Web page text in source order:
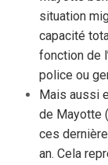
situation
capacité
fonction de
police ou
Mais aussi
de Mayotte
ces
an. Cela